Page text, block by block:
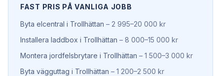
FAST PRIS PÅ VANLIGA JOBB
Byta elcentral i Trollhättan – 2 995–20 000 kr
Installera laddbox i Trollhättan – 8 000–15 000 kr
Montera jordfelsbrytare i Trollhättan – 1 500–3 000 kr
Byta vägguttag i Trollhättan – 1 200–2 500 kr